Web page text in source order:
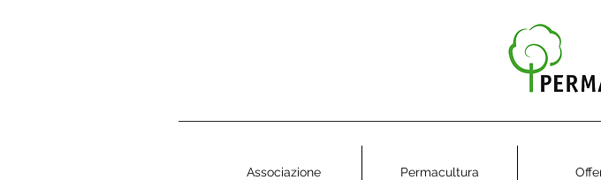
Associazione Permacultura